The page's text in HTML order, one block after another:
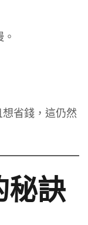
省錢，這仍然
秘訣